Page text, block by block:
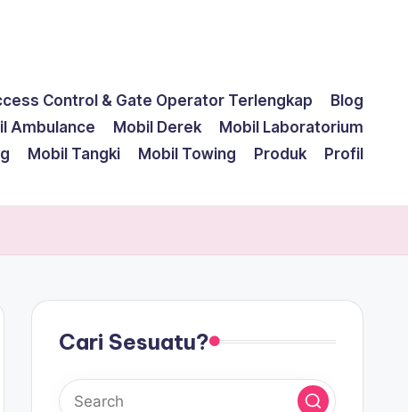
Control & Gate Operator Terlengkap
Blog
Ambulance Mobil Derek
Mobil Laboratorium
Mobil Tangki Mobil Towing Produk
Profil
Cari Sesuatu?